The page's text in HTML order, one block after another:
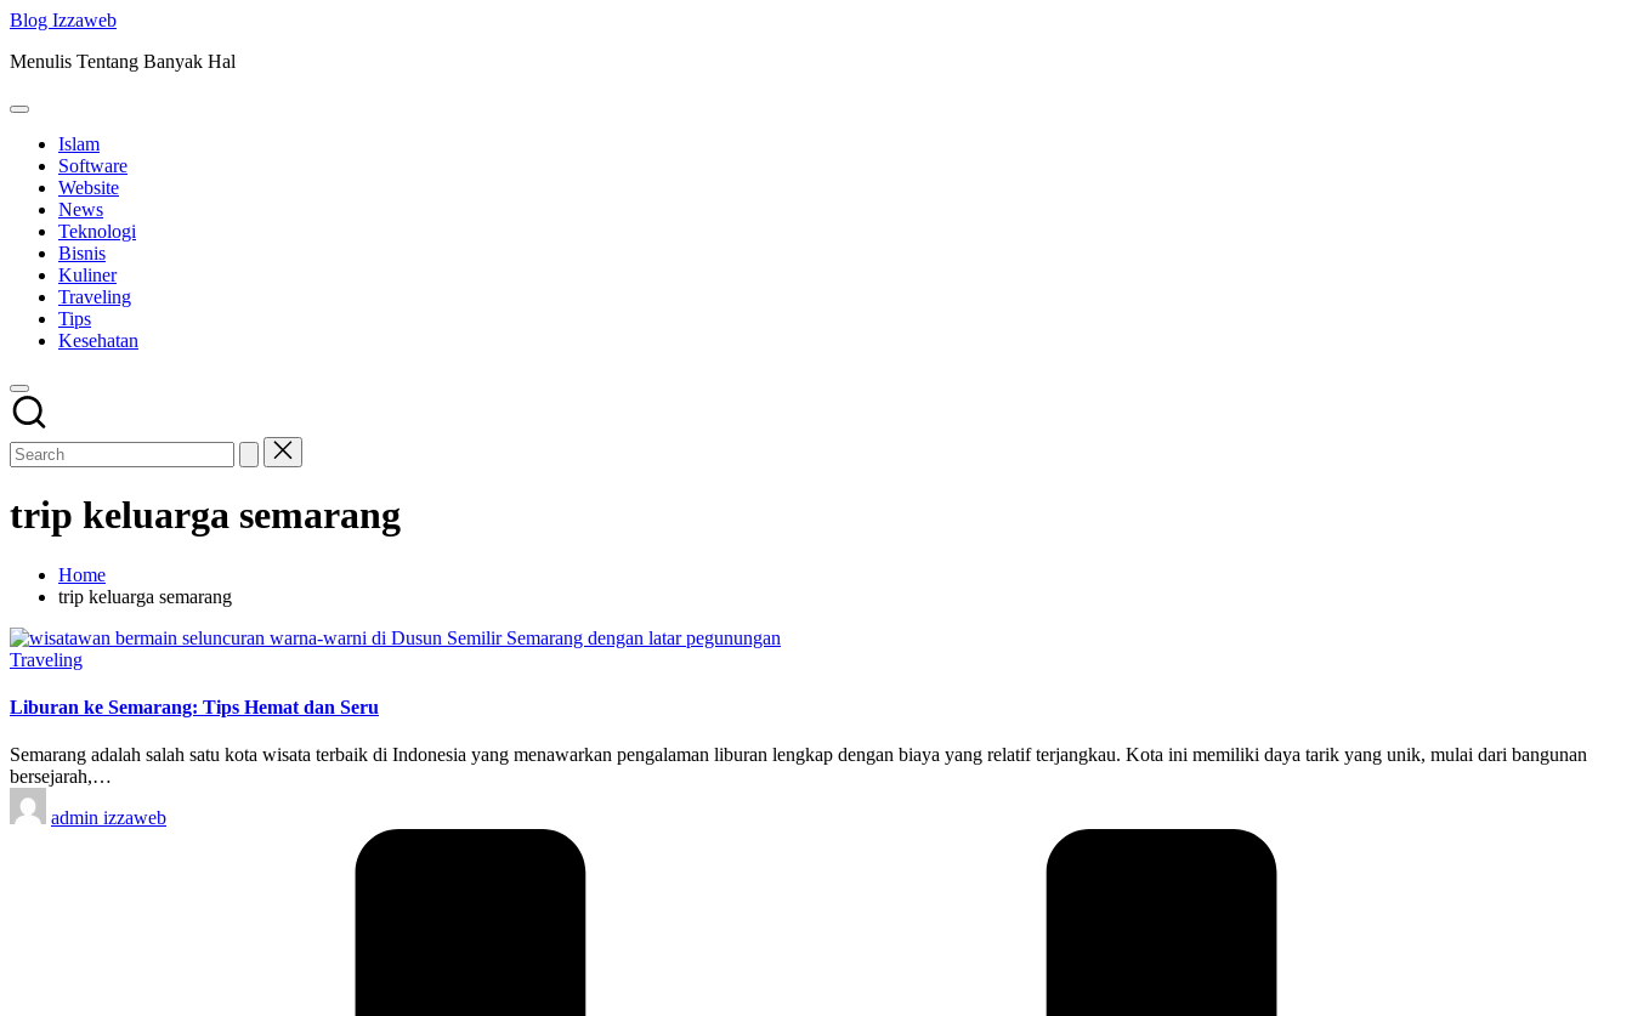
Skip
content
Blog Izzaweb
Menulis Tentang Banyak Hal
Islam
Software
Website
News
Teknologi
Bisnis
Kuliner
Traveling
Tips
Kesehatan
trip keluarga semarang
Home
trip keluarga semarang
Posted
Traveling
Liburan ke Semarang: Tips Hemat dan Seru
Semarang adalah salah satu kota wisata terbaik di Indonesia yang menawarkan pengalaman liburan lengkap dengan biaya yang relatif terjangkau. Kota ini memiliki daya tarik yang unik, mulai dari bangunan
bersejarah,…
Posted
by
admin izzaweb